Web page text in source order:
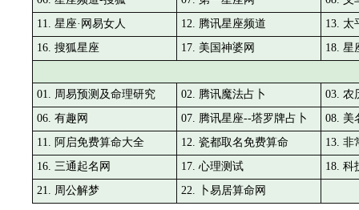
11. 星座·网易女人
12. 腾讯星座频道
13. 太
16. 搜狐星座
17. 美国神婆网 18. 星
01. 周易预测及命理研究 02. 腾讯魔法占卜
03. 农
06. 有趣网
07. 腾讯星座--塔罗牌占卜
08. 美
11. 阿启免费算命大全
12. 瓷都取名免费算命
13. 非
16. 三通起名网
17. 心理测试
18. 科
21. 周公解梦
22. 卜易居算命网